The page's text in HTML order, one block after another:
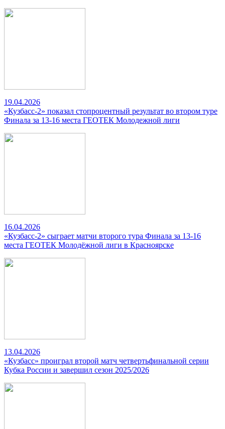
19.04.2026
«Кузбасс-2» показал стопроцентный результат во втором туре
Финала за 13-16 места ГЕОТЕК Молодежной лиги
16.04.2026
«Кузбасс-2» сыграет матчи второго тура Финала за 13-16
места ГЕОТЕК Молодёжной лиги в Красноярске
13.04.2026
«Кузбасс» проиграл второй матч четвертьфинальной серии
Кубка России и завершил сезон 2025/2026